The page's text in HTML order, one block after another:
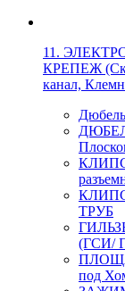
11.
КРЕПЕЖ
канал,
ТРУБ
(ГСИ/
под